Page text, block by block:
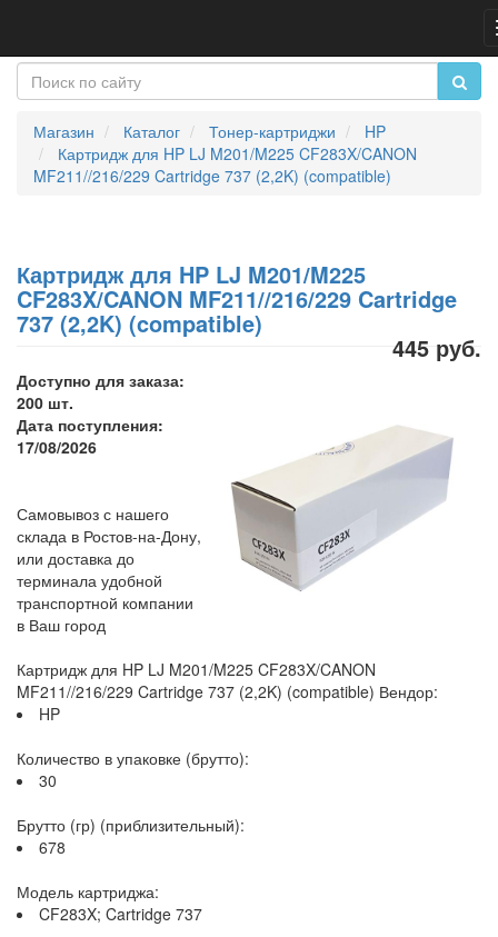
Магазин Каталог Тонер-картриджи
HP
Картридж для HP LJ M201/M225 CF283X/CANON
MF211//216/229 Cartridge 737 (2,2K) (compatible)
Картридж для HP LJ M201/M225
CF283X/CANON MF211//216/229 Cartridge
737 (2,2K) (compatible)
445 руб.
Доступно для заказа:
200 шт.
Дата поступления:
17/08/2026
Самовывоз с нашего
склада в Ростов-на-Дону,
или доставка до
терминала удобной
транспортной компании
в Ваш город
Картридж для HP LJ M201/M225 CF283X/CANON
MF211//216/229 Cartridge 737 (2,2K) (compatible) Вендор:
HP
Количество в упаковке (брутто):
30
Брутто (гр) (приблизительный):
678
Модель картриджа:
CF283X; Cartridge 737